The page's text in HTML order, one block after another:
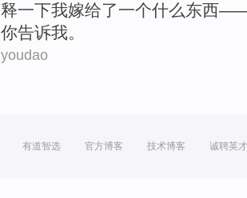
释一下我嫁给了一个什么东西
你告诉我。
youdao
有道智选 官方博客 技术博客 诚聘英才